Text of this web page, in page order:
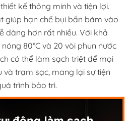
kế thông minh và tiện lợi.
giúp hạn chế bụi bẩn bám vào
dàng hơn rất nhiều. Với khả
80°C và 20 vòi phun nước
có thể làm sạch triệt để mọi
trạm sạc, mang lại sự tiện
trình bảo trì.